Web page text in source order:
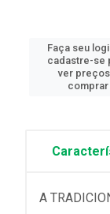
Faça seu
cadastre-se
ver
comprar
A